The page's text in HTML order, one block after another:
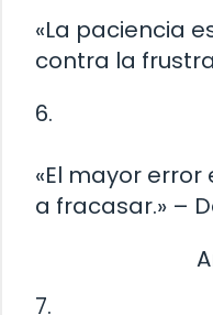
«La paciencia
contra la
6.
«El mayor
a fracasar.» –
7.